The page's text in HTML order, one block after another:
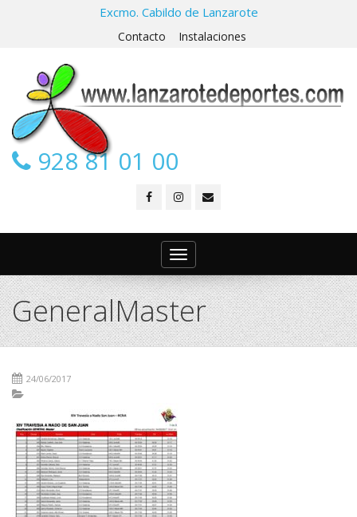
Excmo. Cabildo de Lanzarote
Contacto Instalaciones
928 81 01 00
Toggle
navigation
GeneralMaster
24/06/2017